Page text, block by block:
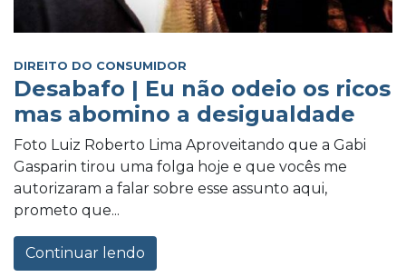
DIREITO DO CONSUMIDOR
Desabafo | Eu não odeio os ricos
mas abomino a desigualdade
Foto Luiz Roberto Lima Aproveitando que a Gabi
Gasparin tirou uma folga hoje e que vocês me
autorizaram a falar sobre esse assunto aqui,
prometo que...
Continuar lendo